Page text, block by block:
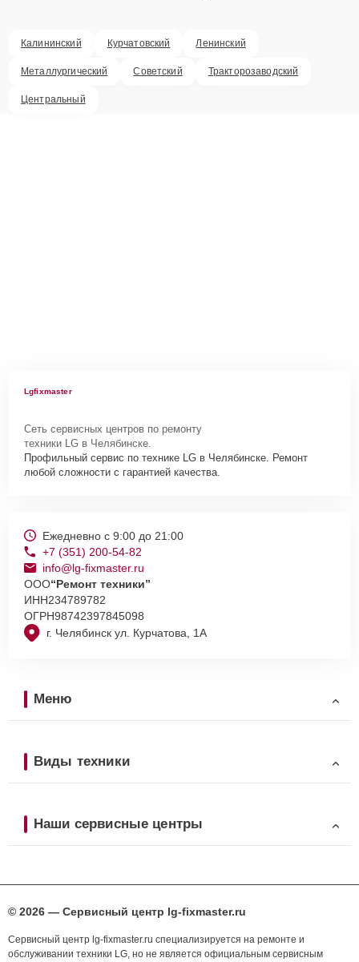
Калининский Курчатовский Ленинский
Металлургический Советский Тракторозаводский
Центральный
Lgfixmaster
Сеть сервисных центров по ремонту
техники LG в Челябинске.
Профильный сервис по технике LG в Челябинске. Ремонт
любой сложности с гарантией качества.
г. Челябинск ул. Курчатова, 1А
Ежедневно с 9:00 до 21:00
+7 (351) 200-54-82
info@lg-fixmaster.ru
ООО“Ремонт техники”
ИНН234789782
ОГРН98742397845098
Меню
Виды техники
Наши сервисные центры
© 2026 — Сервисный центр lg-fixmaster.ru
Сервисный центр lg-fixmaster.ru специализируется на ремонте и
обслуживании техники LG, но не является официальным сервисным